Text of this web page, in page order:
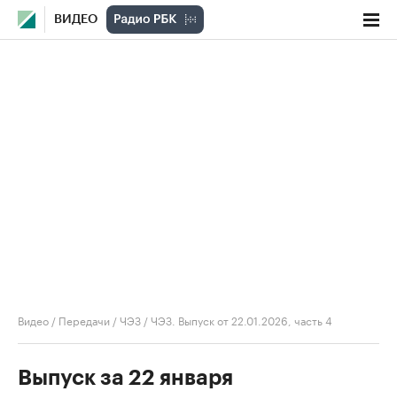
ВИДЕО
Видео / Передачи /ЧЭЗ /ЧЭЗ. Выпуск от 22.01.2026, часть 4
Выпуск за 22 января